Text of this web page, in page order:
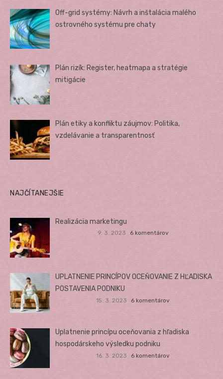
Off-grid systémy: Návrh a inštalácia malého
ostrovného systému pre chaty
Plán rizík: Register, heatmapa a stratégie
mitigácie
Plán etiky a konfliktu záujmov: Politika,
vzdelávanie a transparentnosť
NAJČÍTANEJŠIE
Realizácia marketingu
9. 3. 2023 6 komentárov
UPLATNENIE PRINCÍPOV OCEŇOVANIE Z HĽADISKA
POSTAVENIA PODNIKU
15. 3. 2023 6 komentárov
Uplatnenie princípu oceňovania z hľadiska
hospodárskeho výsledku podniku
16. 3. 2023 6 komentárov